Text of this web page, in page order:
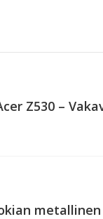
Z530 –